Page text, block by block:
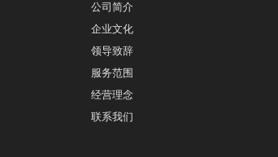
公司简介
企业文化
领导致辞
服务范围
经营理念
联系我们